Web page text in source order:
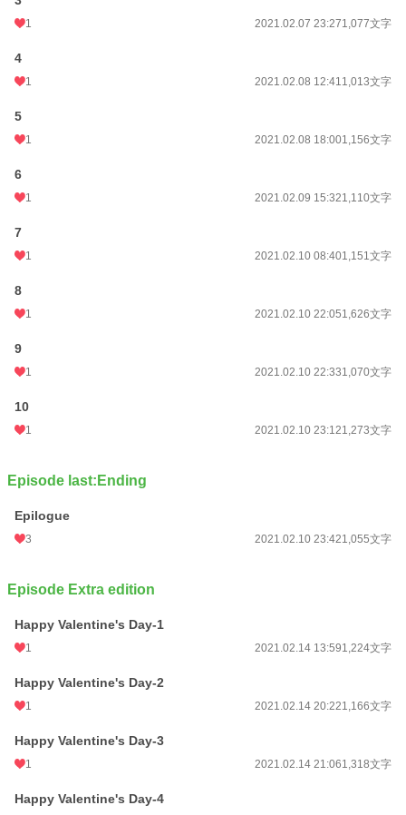
1 2021.02.07 23:271,077文字
4
1 2021.02.08 12:411,013文字
5
1 2021.02.08 18:001,156文字
6
1 2021.02.09 15:321,110文字
7
1 2021.02.10 08:401,151文字
8
1 2021.02.10 22:051,626文字
9
1 2021.02.10 22:331,070文字
10
1 2021.02.10 23:121,273文字
Episode last:Ending
Epilogue
3 2021.02.10 23:421,055文字
Episode Extra edition
Happy Valentine's Day‐1
1 2021.02.14 13:591,224文字
Happy Valentine's Day‐2
1 2021.02.14 20:221,166文字
Happy Valentine's Day‐3
1 2021.02.14 21:061,318文字
Happy Valentine's Day‐4